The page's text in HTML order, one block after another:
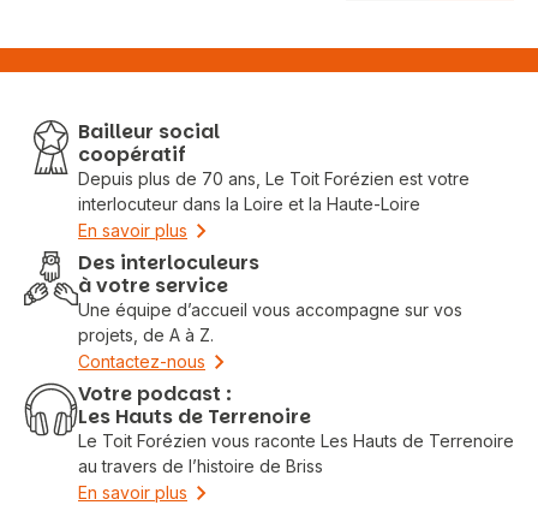
Bailleur social
coopératif
Depuis plus de 70 ans, Le Toit Forézien est votre
interlocuteur dans la Loire et la Haute-Loire
En savoir plus
Des interloculeurs
à votre service
Une équipe d’accueil vous accompagne sur vos
projets, de A à Z.
Contactez-nous
Votre podcast :
Les Hauts de Terrenoire
Le Toit Forézien vous raconte Les Hauts de Terrenoire
au travers de l’histoire de Briss
En savoir plus